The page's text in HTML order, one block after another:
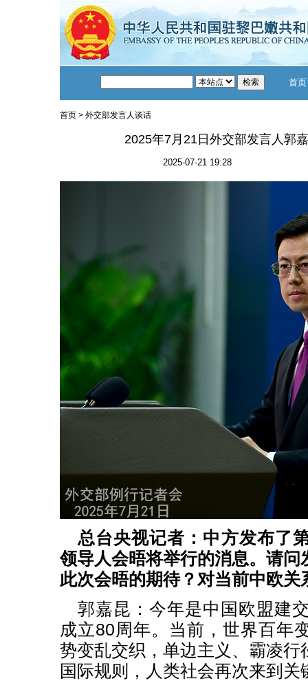
首页
首页> 外交部发言人谈话
2025年7月21日外交部发言人郭
2025-07-21 19:28
总台央视记者：中方发布了
领导人会晤将举行的消息。请问
此次会晤的期待？对当前中欧关
郭嘉昆：今年是中国欧盟建
成立80周年。当前，世界百年
势变乱交织，单边主义、霸凌行
国际规则，人类社会再次来到